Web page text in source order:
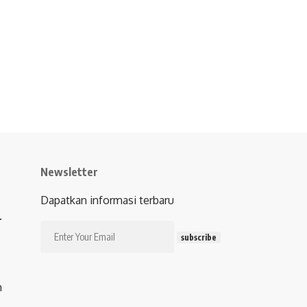
Newsletter
Dapatkan informasi terbaru
subscribe